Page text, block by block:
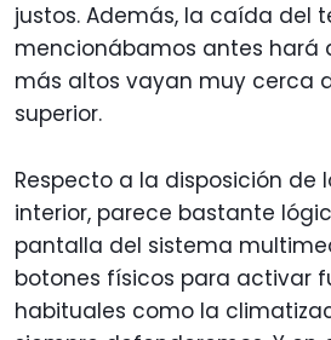
justos. Además, la caída del
mencionábamos antes hará
más altos vayan muy cerca
superior.
Respecto a la disposición de
interior, parece bastante
pantalla del sistema
botones físicos para activar
habituales como la